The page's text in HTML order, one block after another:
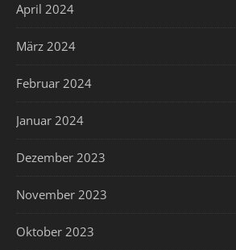
April 2024
März 2024
Februar 2024
Januar 2024
Dezember 2023
November 2023
Oktober 2023